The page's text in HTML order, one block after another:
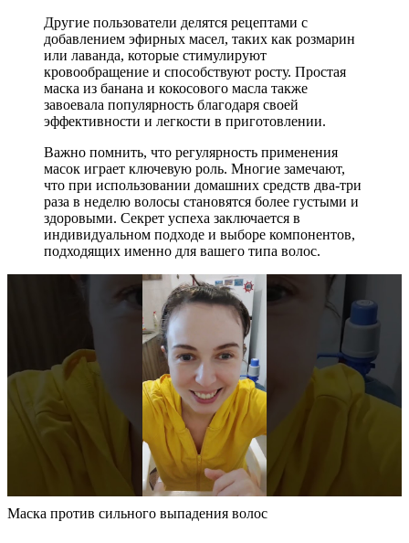
Другие пользователи делятся рецептами с
добавлением эфирных масел, таких как розмарин
или лаванда, которые стимулируют
кровообращение и способствуют росту. Простая
маска из банана и кокосового масла также
завоевала популярность благодаря своей
эффективности и легкости в приготовлении.
Важно помнить, что регулярность применения
масок играет ключевую роль. Многие замечают,
что при использовании домашних средств два-три
раза в неделю волосы становятся более густыми и
здоровыми. Секрет успеха заключается в
индивидуальном подходе и выборе компонентов,
подходящих именно для вашего типа волос.
Маска против сильного выпадения волос